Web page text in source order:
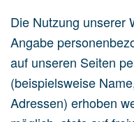
Die Nutzung unserer
Angabe
auf unseren Seiten
(beispielsweise
Adressen) erhoben